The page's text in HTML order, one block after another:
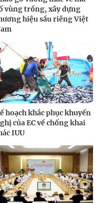
vùng trồng, xây dựng
hiệu sầu riêng Việt
hoạch khắc phục khuyến
của EC về chống khai
IUU